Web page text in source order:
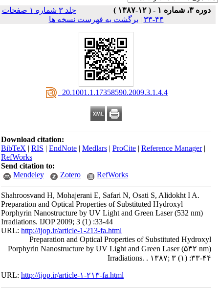
دوره ۳، شماره ۱ - ( ۱۲-۱۳۸۷ )
جلد ۳ شماره ۱ صفحات
۴۴-۳۳
|برگشت به فهرست نسخه ها
‎ 20.1001.1.17358590.2009.3.1.4.4
Download citation:
BibTeX|RIS|EndNote|Medlars|ProCite|Reference Manager
RefWorks
Send citation to:
Mendeley
Zotero RefWorks
Shahroosvand H, Mohajerani E, Safari N, Osati S, Alidokht I A.
Preparation and Optical Properties of Substituted Hydroxyl
Porphyrin Nanostructure by UV Light and Green Laser (532 nm)
Irradiations. IJOP 2009; 3 (1) :33-44
URL:http://ijop.ir/article-1-213-fa.html
Preparation and Optical Properties of Substituted Hydroxyl
Porphyrin Nanostructure by UV Light and Green Laser (۵۳۲ nm)
Irradiations. . ۱۳۸۷; ۳ (۱) :۳۳-۴۴
URL:http://ijop.ir/article-۱-۲۱۳-fa.html